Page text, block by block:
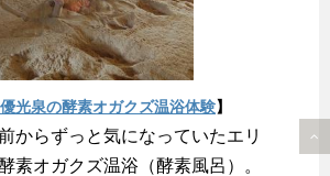
光泉の酵素オガクズ温浴体験】
からずっと気になっていたエリ
素オガクズ温浴（酵素風呂）。